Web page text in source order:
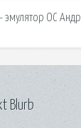
эмулятор ОС
Blurb